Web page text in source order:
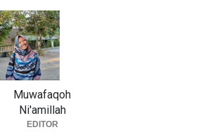
Muwafaqoh
Ni'amillah
EDITOR